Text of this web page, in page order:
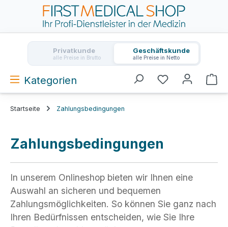
Zum Hauptinhalt springen
Privatkunde
alle Preise in Brutto
Geschäftskunde
alle Preise in Netto
Kategorien
Startseite Zahlungsbedingungen
Zahlungsbedingungen
In unserem Onlineshop bieten wir Ihnen eine
Auswahl an sicheren und bequemen
Zahlungsmöglichkeiten. So können Sie ganz nach
Ihren Bedürfnissen entscheiden, wie Sie Ihre